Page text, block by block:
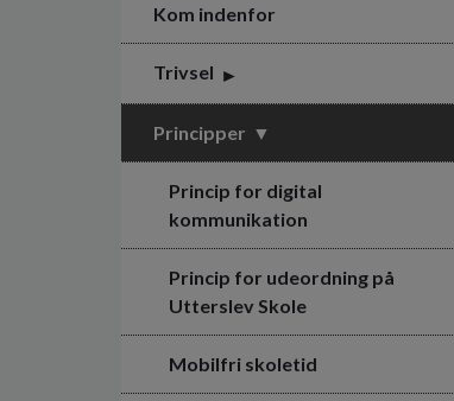
Kom indenfor
Trivsel
Principper
Princip for digital
kommunikation
Princip for udeordning på
Utterslev Skole
Mobilfri skoletid